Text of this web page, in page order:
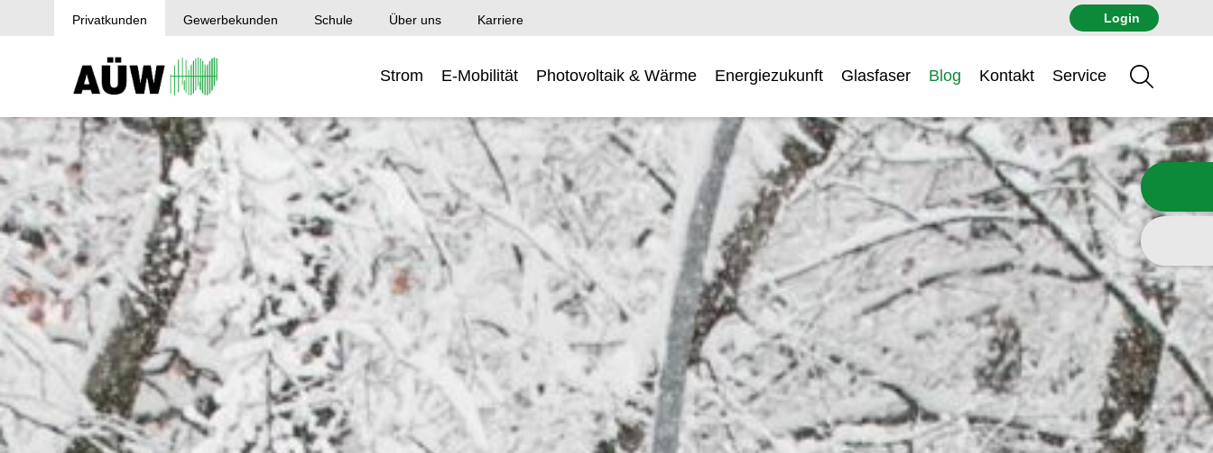
Privatkunden Gewerbekunden Schule Über uns Karriere Login
Strom E-Mobilität Photovoltaik & Wärme Energiezukunft Glasfaser Blog Kontakt Service
Suche